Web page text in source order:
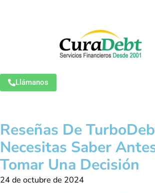
Llámanos
Reseñas De
Necesitas Saber
Tomar Una Decisión
24 de octubre de 2024